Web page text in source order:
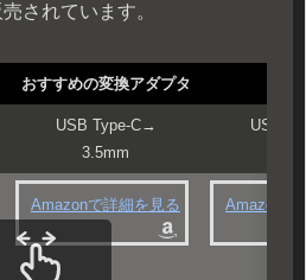
されています。
おすすめの変換アダプタ
USB Type-C→
3.5mm
USB
Amazonで詳細を見る Amazonで